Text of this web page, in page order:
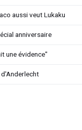
aussi veut Lukaku
anniversaire
une évidence"